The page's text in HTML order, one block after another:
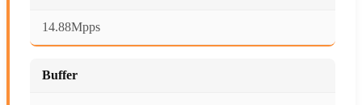
14.88Mpps
Buffer